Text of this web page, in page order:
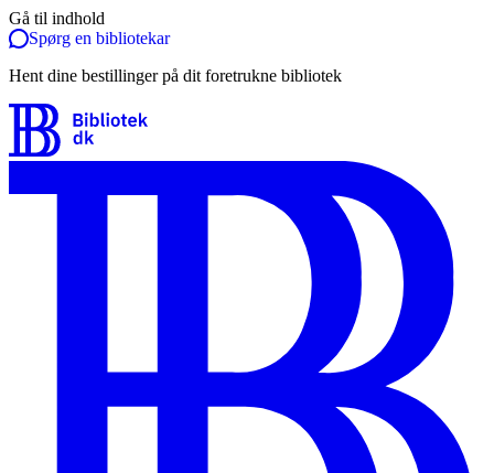
Gå til indhold
Spørg en bibliotekar
Hent dine bestillinger på dit foretrukne bibliotek